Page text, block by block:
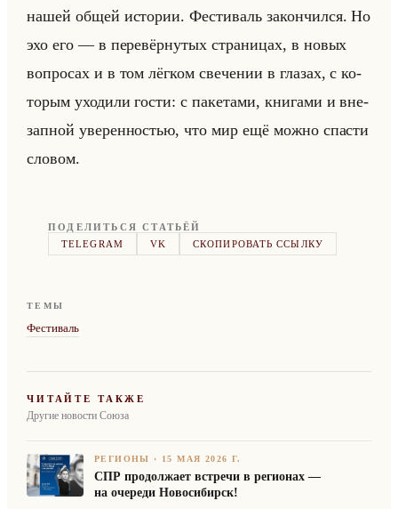
нашей общей ис­то­рии. Фе­сти­валь за­кон­чил­ся. Но
эхо его — в пе­ре­вёр­ну­тых стра­ни­цах, в новых
во­про­сах и в том лёг­ком све­че­нии в гла­зах, с ко­
то­рым ухо­ди­ли гости: с па­ке­та­ми, кни­га­ми и вне­
зап­ной уве­рен­но­стью, что мир ещё можно спа­сти
сло­вом.
ПОДЕЛИТЬСЯ СТАТЬЁЙ
TELEGRAM
VK СКОПИРОВАТЬ ССЫЛКУ
ТЕМЫ
Фестиваль
ЧИТАЙТЕ ТАКЖЕ
Другие новости Союза
РЕГИОНЫ · 15 МАЯ 2026 Г.
СПР продолжает встречи в регионах —
на очереди Новосибирск!